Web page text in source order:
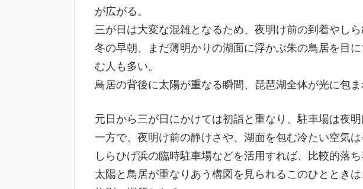
が広がる。
三が日は大変な混雑となるため、夜明け前の到着やし
冬の早朝、まだ薄明かりの湖面に浮かぶ朱の鳥居を目
む人も多い。
鳥居の背後に太陽が重なる瞬間、琵琶湖全体が光に包
元日から三が日にかけては初詣と重なり、駐車場は夜
一方で、夜明け前の静けさや、湖面を包む冷たい空気
しらひげ浜の臨時駐車場などを活用すれば、比較的落
太陽と鳥居が重なりあう構図を見られるこのひととき